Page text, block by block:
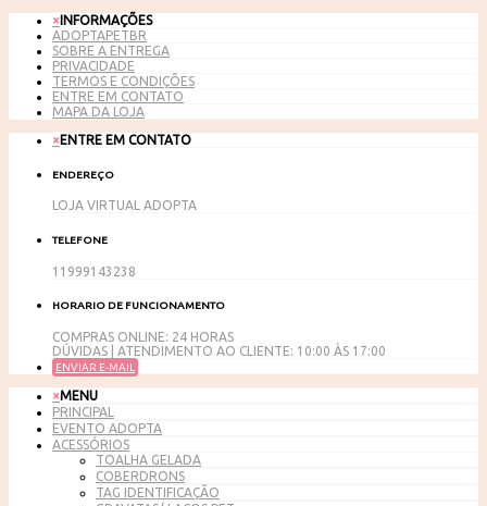
×INFORMAÇÕES
ADOPTAPETBR
SOBRE A ENTREGA
PRIVACIDADE
TERMOS E CONDIÇÕES
ENTRE EM CONTATO
MAPA DA LOJA
×ENTRE EM CONTATO
ENDEREÇO
LOJA VIRTUAL ADOPTA
TELEFONE
11999143238
HORARIO DE FUNCIONAMENTO
COMPRAS ONLINE: 24 HORAS
DÚVIDAS | ATENDIMENTO AO CLIENTE: 10:00 ÀS 17:00
ENVIAR E-MAIL
×MENU
PRINCIPAL
EVENTO ADOPTA
ACESSÓRIOS
TOALHA GELADA
COBERDRONS
TAG IDENTIFICAÇÃO